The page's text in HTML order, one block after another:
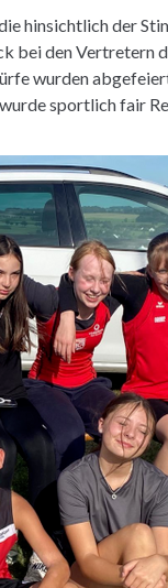
hinsichtlich der
bei den Vertretern
wurden
sportlich fair